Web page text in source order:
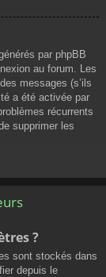
par phpBB
au forum. Les
messages (s’ils
a été activée par
récurrents
supprimer les
?
sont stockés dans
depuis le